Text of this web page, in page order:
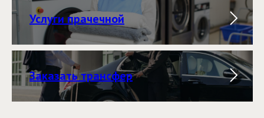
Услуги прачечной
Заказать трансфер